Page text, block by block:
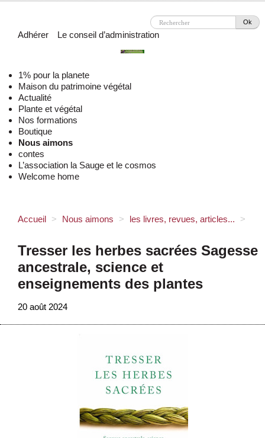
Ok
Adhérer Le conseil d’administration
1% pour la planete
Maison du patrimoine végétal
Actualité
Plante et végétal
Nos formations
Boutique
Nous aimons
contes
L’association la Sauge et le cosmos
Welcome home
Accueil > Nous aimons > les livres, revues, articles... >
Tresser les herbes sacrées Sagesse
ancestrale, science et
enseignements des plantes
20 août 2024